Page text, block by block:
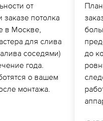
от
заказе потолка
в Москве,
для слива
соседями)
года.
о вашем
монтажа.
до